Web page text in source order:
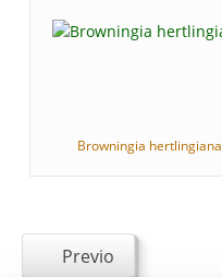
Browningia hertlingiana
Previo